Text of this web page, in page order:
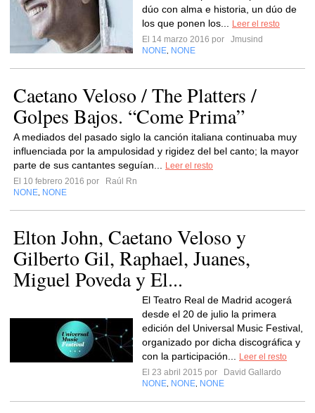
dúo con alma e historia, un dúo de
los que ponen los...
Leer el resto
El 14 marzo 2016 por
Jmusind
NONE NONE
Caetano Veloso / The Platters /
Golpes Bajos. “Come Prima”
A mediados del pasado siglo la canción italiana continuaba muy
influenciada por la ampulosidad y rigidez del bel canto; la mayor
parte de sus cantantes seguían...
Leer el resto
El 10 febrero 2016 por
Raúl Rn
NONE NONE
Elton John, Caetano Veloso y
Gilberto Gil, Raphael, Juanes,
Miguel Poveda y El...
El Teatro Real de Madrid acogerá
desde el 20 de julio la primera
edición del Universal Music Festival,
organizado por dicha discográfica y
con la participación...
Leer el resto
El 23 abril 2015 por
David Gallardo
NONE NONE NONE